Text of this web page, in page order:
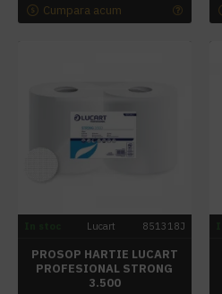
Cumpara acum
Lucart 851318J
PROSOP HARTIE LUCART
PROFESIONAL STRONG
3.500